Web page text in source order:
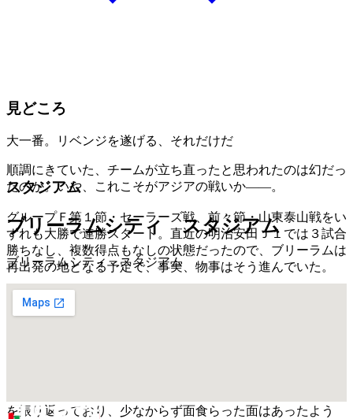
見どころ
大一番。リベンジを遂げる、それだけだ
順調にきていた、チームが立ち直ったと思われたのは幻だっ
たのか。いや、これこそがアジアの戦いか――。
グループＦ第１節・セーラーズ戦、前々節・山東泰山戦をい
ずれも大勝で連勝スタート。直近の明治安田Ｊ１では３試合
勝ちなし、複数得点もなしの状態だったので、ブリーラムは
再出発の地となる予定で、事実、物事はそう進んでいた。
しかし前節、ついに“アジア”が牙をむいた。大邱は超守備的
とも言える［５－４－１］の布陣ながら、各選手の体格も統
を振り返っており、少なからず面食らった面はあったよう
スタジアム
ブリーラムシティ スタジアム
ブリーラムシティ スタジアム